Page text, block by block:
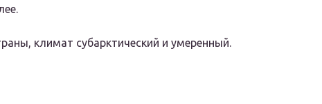
климат субарктический и умеренный.